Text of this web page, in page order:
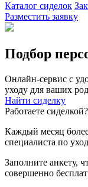
Каталог сиделок
Разместить заявку
Подбор
Онлайн-сервис с
уходу для ваших
Найти сиделку
Работаете сиделкой?
Каждый месяц
специалиста по
Заполните анкету,
совершенно